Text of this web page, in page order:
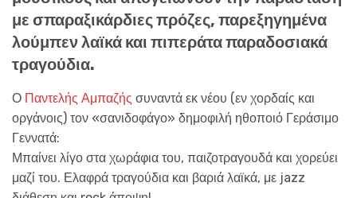
με σπαραξικάρδιες πρόζες, παρεξηγημένα
λούμπεν λαϊκά και πιπεράτα παραδοσιακά
τραγούδια.
Ο Παντελής Αμπαζής συναντά εκ νέου (εν χορδαίς και
οργάνοις) τον «σανιδοφάγο» δημοφιλή ηθοποιό Γεράσιμο
Γεννατά:
Μπαίνει λίγο στα χωράφια του, παιζοτραγουδά και χορεύει
μαζί του. Ελαφρά τραγούδια και βαριά λαϊκά, με jazz